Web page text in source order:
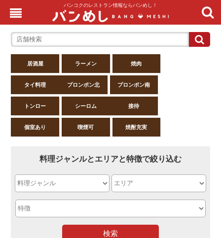
バンコクのレストラン情報ならバンめし！
居酒屋 ラーメン 焼肉
タイ料理 プロンポン北 プロンポン南
トンロー シーロム 接待
個室あり 喫煙可 焼酎充実
料理ジャンルとエリアと特徴で絞り込む
検索